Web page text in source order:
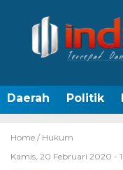
Daerah Politik
Home / Hukum
Kamis, 20 Februari 2020 -